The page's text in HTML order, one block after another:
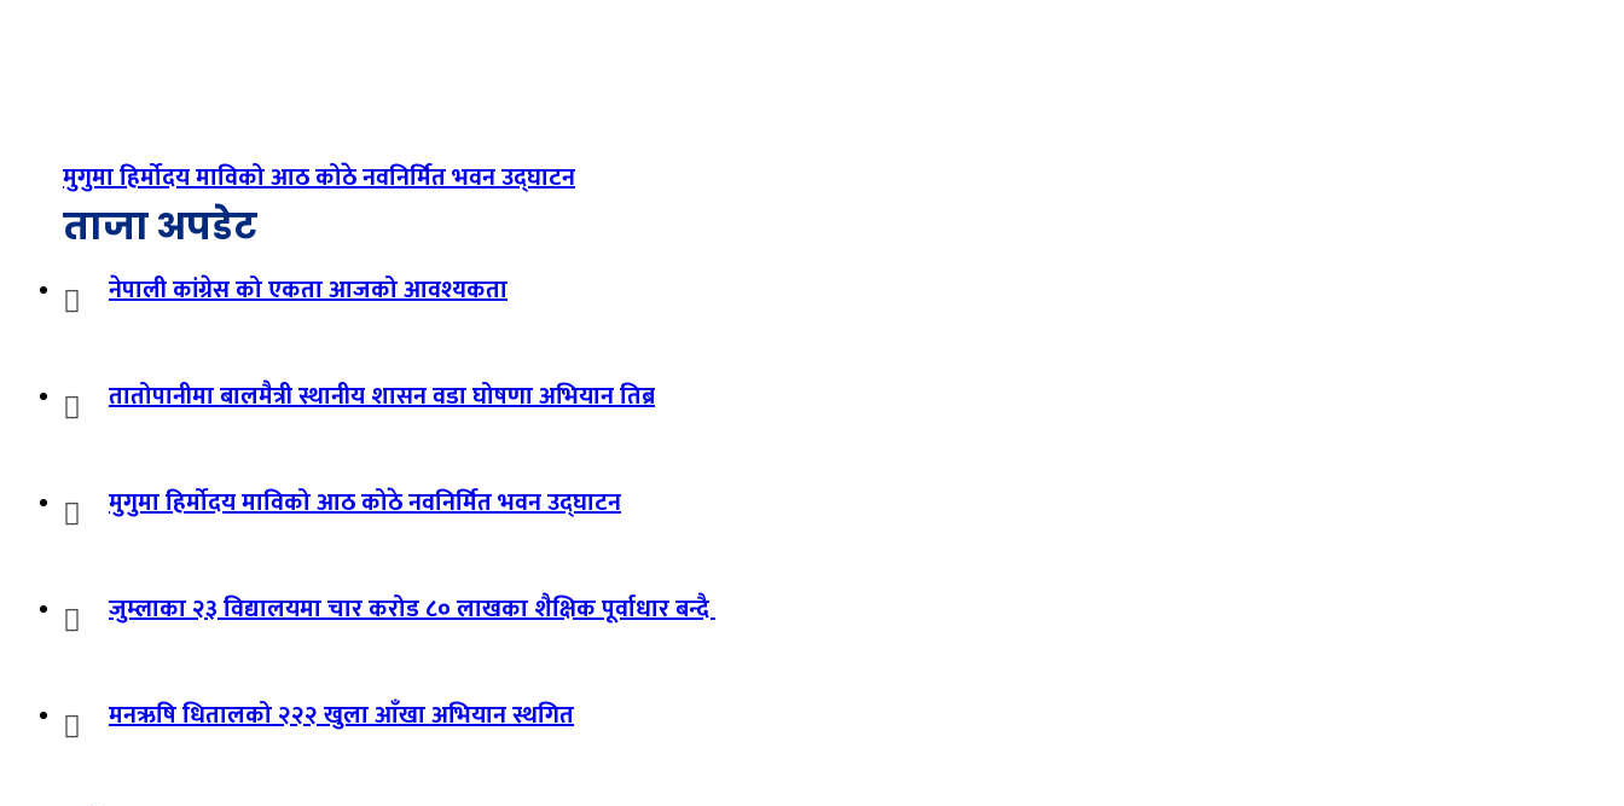
मुगुमा हिर्मोदय माविको आठ कोठे नवनिर्मित भवन उद्घाटन
ताजा अपडेट
नेपाली कांग्रेस को एकता आजको आवश्यकता
तातोपानीमा बालमैत्री स्थानीय शासन वडा घोषणा अभियान तिब्र
मुगुमा हिर्मोदय माविको आठ कोठे नवनिर्मित भवन उद्घाटन
जुम्लाका २३ विद्यालयमा चार करोड ८० लाखका शैक्षिक पूर्वाधार बन्दै
मनऋषि धितालको २२२ खुला आँखा अभियान स्थगित